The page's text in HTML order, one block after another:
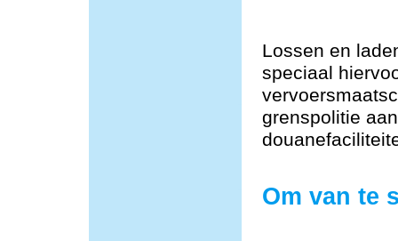
Lossen en
speciaal
grenspolitie
Om van te